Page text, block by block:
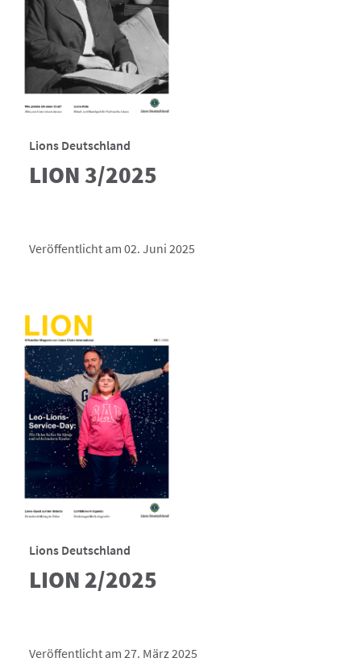
Lions Deutschland
LION 3/2025
Veröffentlicht am 02. Juni 2025
Lions Deutschland
LION 2/2025
Veröffentlicht am 27. März 2025